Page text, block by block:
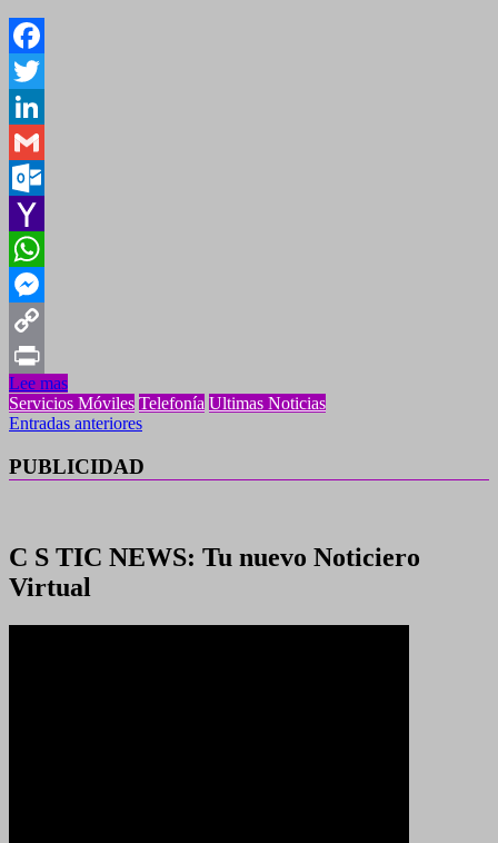
Facebook
Twitter
LinkedIn
Gmail
Outlook.com
Yahoo
Mail
WhatsApp
Messenger
Copy
Link
Print
Lee mas
Servicios Móviles Telefonía Ultimas Noticias
Navegación
de
entradas
Entradas anteriores
PUBLICIDAD
C S TIC NEWS: Tu nuevo Noticiero
Virtual